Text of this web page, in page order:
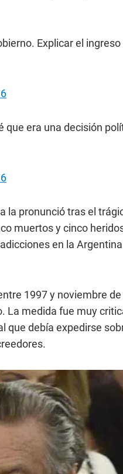
Explicar el
era una decisión
la pronunció tras el
muertos y cinco
en la
1997 y noviembre
La medida fue muy
que debía expedirse